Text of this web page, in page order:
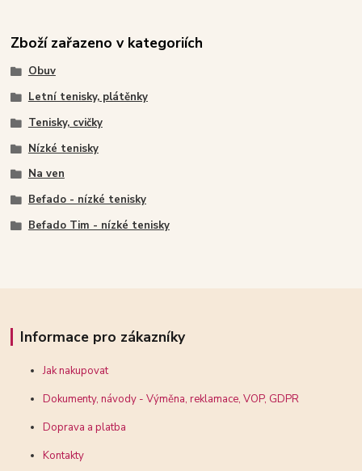
Zboží zařazeno v kategoriích
Obuv
Letní tenisky, plátěnky
Tenisky, cvičky
Nízké tenisky
Na ven
Befado - nízké tenisky
Befado Tim - nízké tenisky
Informace pro zákazníky
Jak nakupovat
Dokumenty, návody - Výměna, reklamace, VOP, GDPR
Doprava a platba
Kontakty